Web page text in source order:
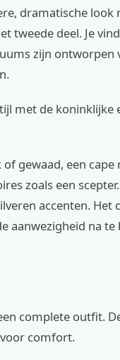
dramatische look
tweede deel. Je
zijn ontworpen
met de koninklijke
gewaad, een
zoals een
accenten. Het
aanwezigheid na te
complete outfit.
comfort.